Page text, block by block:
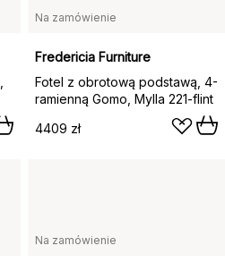
Na zamówienie
Fredericia Furniture
Fotel z obrotową podstawą, 4-
ramienną Gomo, Mylla 221-flint
4409 zł
Na zamówienie